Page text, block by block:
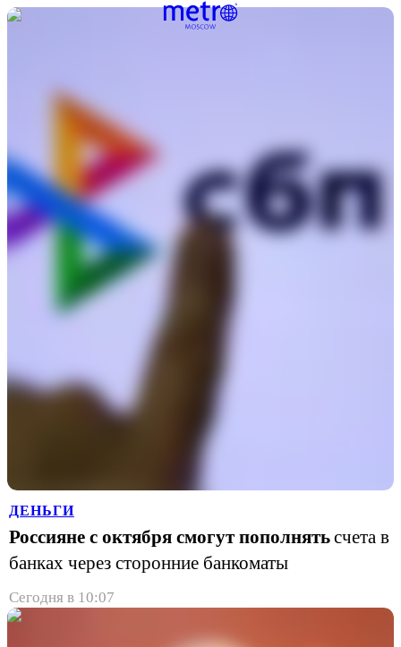
ДЕНЬГИ
Россияне с октября смогут пополнятьсчета в
банках через сторонние банкоматы
Сегодня в 10:07